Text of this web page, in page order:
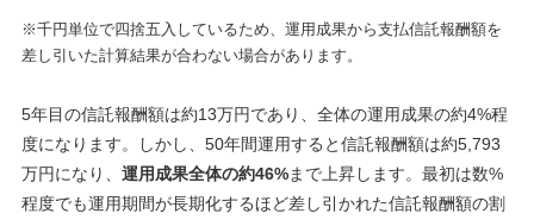
※千円単位で四捨五入しているため、運用成果から支払信託報酬額を
差し引いた計算結果が合わない場合があります。
5年目の信託報酬額は約13万円であり、全体の運用成果の約4%程
度になります。しかし、50年間運用すると信託報酬額は約5,793
万円になり、 運用成果全体の約46%まで上昇します。最初は数%
程度でも運用期間が長期化するほど差し引かれた信託報酬額の割